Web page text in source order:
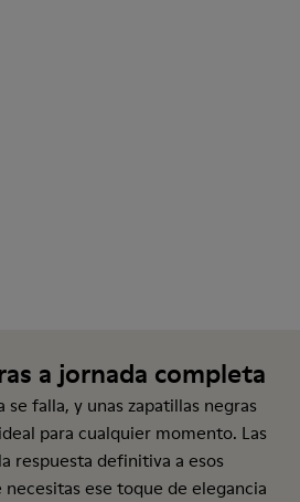
a jornada completa
se falla, y unas zapatillas negras
para cualquier momento. Las
respuesta definitiva a esos
ese toque de elegancia